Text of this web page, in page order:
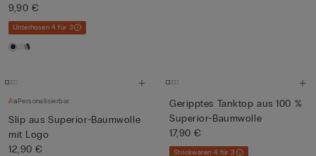
9,90 €
Unterhosen 4 für 3
Personalisierbar
Slip aus Superior-Baumwolle
mit Logo
12,90 €
Geripptes Tanktop aus 100 %
Superior-Baumwolle
17,90 €
Strickwaren 4 für 3